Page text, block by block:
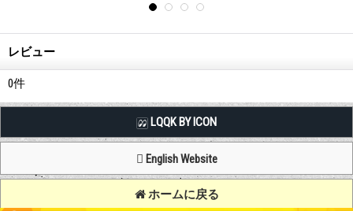
レビュー
0件
LQQK BY ICON
English Website
ホームに戻る